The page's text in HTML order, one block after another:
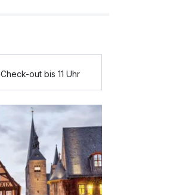
Check-out bis 11 Uhr